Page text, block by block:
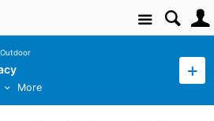
Site
Outdoor
More